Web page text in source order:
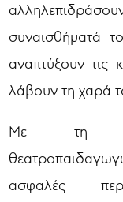
συναισθήματά
αναπτύξουν τις
λάβουν τη χαρά
Με τη
ασφαλές